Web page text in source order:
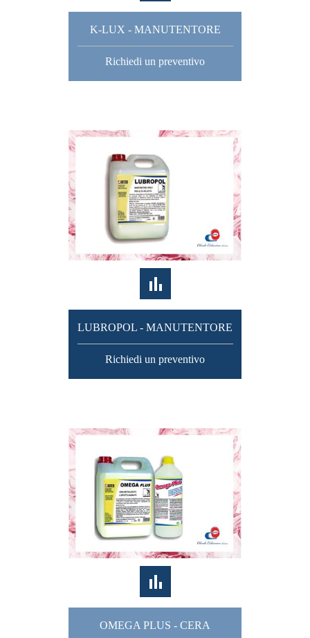
K-LUX - MANUTENTORE
Richiedi un preventivo
LUBROPOL - MANUTENTORE
Richiedi un preventivo
OMEGA PLUS - CERA